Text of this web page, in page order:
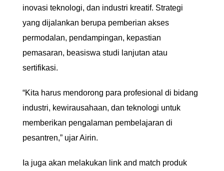
inovasi teknologi, dan industri kreatif. Strategi
yang dijalankan berupa pemberian akses
permodalan, pendampingan, kepastian
pemasaran, beasiswa studi lanjutan atau
sertifikasi.
“Kita harus mendorong para profesional di bidang
industri, kewirausahaan, dan teknologi untuk
memberikan pengalaman pembelajaran di
pesantren,” ujar Airin.
Ia juga akan melakukan link and match produk